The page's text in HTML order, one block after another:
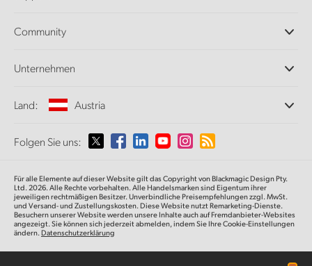
Ultimatte
Aufzeichnung und Wiedergabe
Norm- und Formatwandlung
Netzwerkspeicher
Signalverteilung und Distribution
Streaming und Encoding
Support-Center
Community
Unternehmen
Informationen über uns
Medien
Land: Austria
Wählen Sie Ihr Land aus
Australia
Austria
Folgen Sie uns:
Für alle Elemente auf dieser Website gilt das Copyright von Blackmagic Design Pty.
Ltd. 2026. Alle Rechte vorbehalten. Alle Handelsmarken sind Eigentum ihrer
jeweiligen rechtmäßigen Besitzer. Unverbindliche Preisempfehlungen zzgl. MwSt.
und Versand- und Zustellungskosten. Diese Website nutzt Remarketing-Dienste.
Besuchern unserer Website werden unsere Inhalte auch auf Fremdanbieter-Websites
angezeigt. Sie können sich jederzeit abmelden, indem Sie Ihre Cookie-Einstellungen
ändern.Datenschutzerklärung